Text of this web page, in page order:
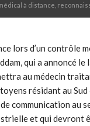
à distance,
lors d’un contrôle
qui a annoncé
au médecin
résidant au
communication au
et qui